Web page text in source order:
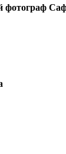
фотограф